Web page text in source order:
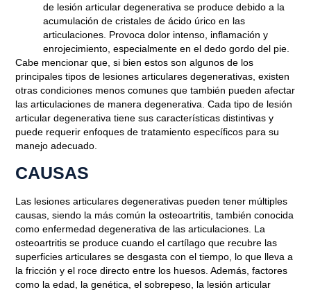
Blog
CAUSAS, SÍNTOMAS Y
TRATAMIENTOS DE LAS
LESIONES ARTICULARES
DEGENERATIVAS
Junio 15, 2023
de lesión articular degenerativa se produce debido a la
acumulación de cristales de ácido úrico en las
articulaciones. Provoca dolor intenso, inflamación y
enrojecimiento, especialmente en el dedo gordo del pie.
Cabe mencionar que, si bien estos son algunos de los
principales tipos de lesiones articulares degenerativas, existen
otras condiciones menos comunes que también pueden afectar
las articulaciones de manera degenerativa. Cada tipo de lesión
articular degenerativa tiene sus características distintivas y
puede requerir enfoques de tratamiento específicos para su
manejo adecuado.
CAUSAS
Las lesiones articulares degenerativas pueden tener múltiples
causas, siendo la más común la osteoartritis, también conocida
como enfermedad degenerativa de las articulaciones. La
osteoartritis se produce cuando el cartílago que recubre las
superficies articulares se desgasta con el tiempo, lo que lleva a
la fricción y el roce directo entre los huesos. Además, factores
como la edad, la genética, el sobrepeso, la lesión articular